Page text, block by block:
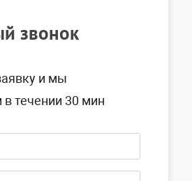
звонок
и мы
течении 30 мин